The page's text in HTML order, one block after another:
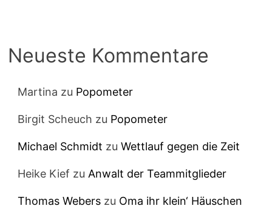
Neueste Kommentare
Martina zu Popometer
Birgit Scheuch zu Popometer
Michael Schmidt zuWettlauf gegen die Zeit
Heike Kief zu Anwalt der Teammitglieder
Thomas Webers zu Oma ihr klein‘ Häuschen